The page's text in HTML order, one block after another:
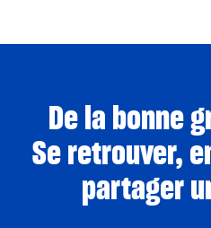
De la bonne
Se retrouver,
partager